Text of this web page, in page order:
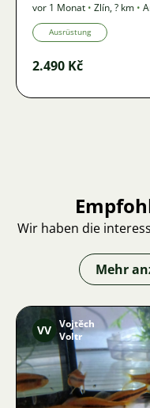
vor 1 Monat • Zlín,? km •
Ausrüstung
2.490 Kč
Wir haben die
Mehr
VV Vojtěch
Voltr